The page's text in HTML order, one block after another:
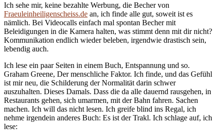
Ich sehe mir, keine bezahlte Werbung, die Becher von
Fraeuleinheiligenscheiss.de an, ich finde alle gut, soweit ist es
nämlich. Bei Videocalls einfach mal spontan Becher mit
Beleidigungen in die Kamera halten, was stimmt denn mit dir nicht?
Kommunikation endlich wieder beleben, irgendwie drastisch sein,
lebendig auch.
Ich lese ein paar Seiten in einem Buch, Entspannung und so.
Graham Greene, Der menschliche Faktor. Ich finde, und das Gefühl
ist mir neu, die Schilderung der Normalität darin schwer
auszuhalten. Dieses Damals. Dass die da alle dauernd rausgehen, in
Restaurants gehen, sich umarmen, mit der Bahn fahren. Sachen
machen. Ich will das nicht lesen. Ich greife blind ins Regal, ich
nehme irgendein anderes Buch: Es ist der Trakl. Ich schlage auf, ich
lese: